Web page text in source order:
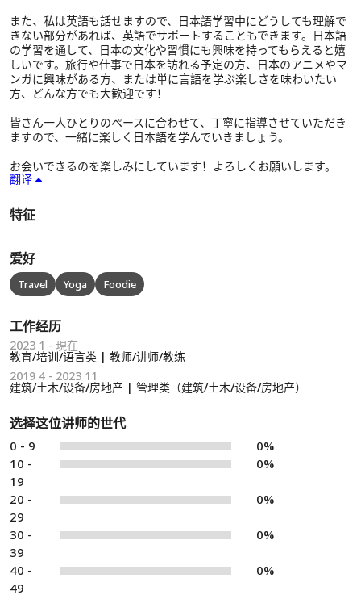
また、私は英語も話せますので、日本語学習中にどうしても理解で
きない部分があれば、英語でサポートすることもできます。日本語
の学習を通して、日本の文化や習慣にも興味を持ってもらえると嬉
しいです。旅行や仕事で日本を訪れる予定の方、日本のアニメやマ
ンガに興味がある方、または単に言語を学ぶ楽しさを味わいたい
方、どんな方でも大歓迎です！
皆さん一人ひとりのペースに合わせて、丁寧に指導させていただき
ますので、一緒に楽しく日本語を学んでいきましょう。
お会いできるのを楽しみにしています！よろしくお願いします。
翻译
特征
爱好
Travel Yoga Foodie
工作经历
2023 1 - 現在
教育/培训/语言类 | 教师/讲师/教练
2019 4 - 2023 11
建筑/土木/设备/房地产 | 管理类（建筑/土木/设备/房地产）
选择这位讲师的世代
0 - 9
0%
10 -
19
0%
20 -
29
0%
30 -
39
0%
40 -
49
0%